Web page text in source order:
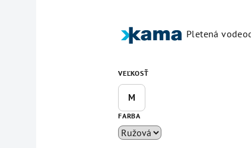
je
5
hviezdičiek.
Pletená
VEĽKOSŤ
M
FARBA